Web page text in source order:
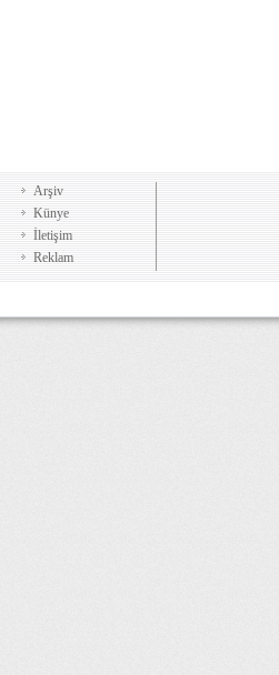
Arşiv
Künye
İletişim
Reklam